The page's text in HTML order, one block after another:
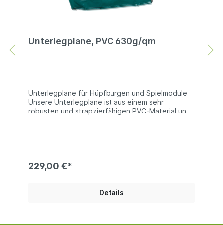
Unterlegplane, PVC 630g/qm
Unterlegplane für Hüpfburgen und Spielmodule
Unsere Unterlegplane ist aus einem sehr
robusten und strapzierfähigen PVC-Material und
den Produktfotos handelt es sich um Beispiel, die
Farben der gelieferten Ware können abweichen.
229,00 €*
Details